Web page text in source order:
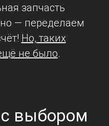
запчасть
— переделаем
Но, таких
не было.
с выбором